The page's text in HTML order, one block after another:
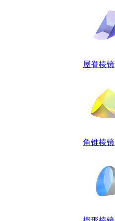
屋脊棱镜
角锥棱镜